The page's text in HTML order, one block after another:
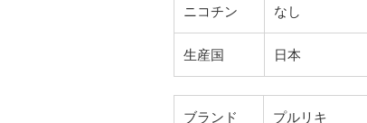
ニコチン なし
生産国 日本
ブランド プルリキ